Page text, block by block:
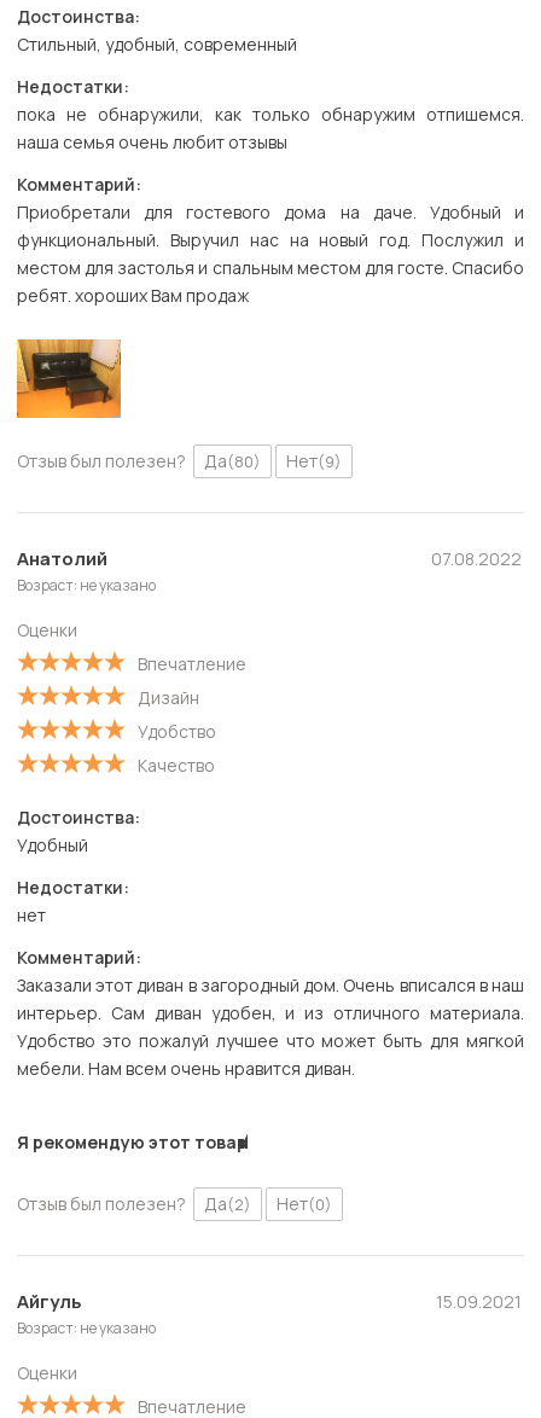
Достоинства:
Стильный, удобный, современный
Недостатки:
пока не обнаружили, как только обнаружим отпишемся.
наша семья очень любит отзывы
Комментарий:
Приобретали для гостевого дома на даче. Удобный и
функциональный. Выручил нас на новый год. Послужил и
местом для застолья и спальным местом для госте. Спасибо
ребят. хороших Вам продаж
Отзыв был полезен? Да(80) Нет(9)
Анатолий
Возраст: не указано
Оценки
Впечатление
Дизайн
Удобство
Качество
07.08.2022
Достоинства:
Удобный
Недостатки:
нет
Комментарий:
Заказали этот диван в загородный дом. Очень вписался в наш
интерьер. Сам диван удобен, и из отличного материала.
Удобство это пожалуй лучшее что может быть для мягкой
мебели. Нам всем очень нравится диван.
Я рекомендую этот товар
Отзыв был полезен? Да(2) Нет(0)
Айгуль
Возраст: не указано
Оценки
Впечатление
15.09.2021